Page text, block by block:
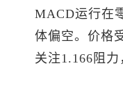
MACD运行在
体偏空。价格
关注1.166阻